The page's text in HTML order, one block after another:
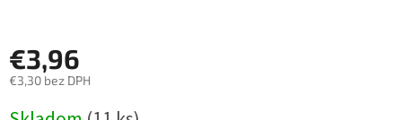
€3,96
€3,30 bez DPH